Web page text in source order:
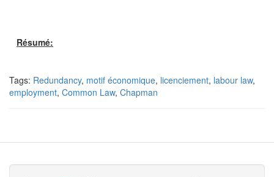
Résumé:
Tags: Redundancy, motif économique, licenciement, labour law,
employment, Common Law, Chapman